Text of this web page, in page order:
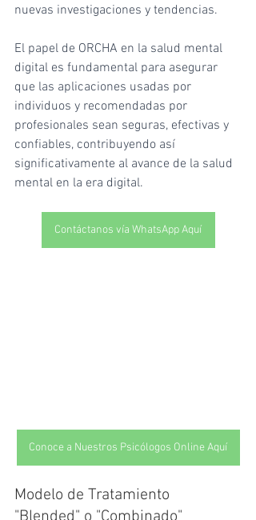
nuevas investigaciones y tendencias.
El papel de ORCHA en la salud mental
digital es fundamental para asegurar
que las aplicaciones usadas por
individuos y recomendadas por
profesionales sean seguras, efectivas y
confiables, contribuyendo así
significativamente al avance de la salud
mental en la era digital.
Contáctanos vía WhatsApp Aquí
Conoce a Nuestros Psicólogos Online Aquí
Modelo de Tratamiento